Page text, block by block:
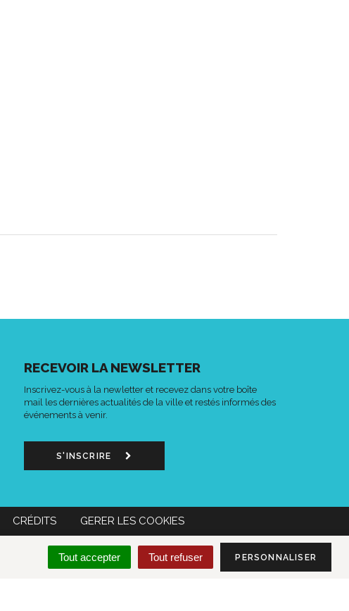
Tout accepter Tout refuser PERSONNALISER
RECEVOIR LA NEWSLETTER
Inscrivez-vous à la newletter et recevez dans votre boîte
mail les dernières actualités de la ville et restés informés des
événements à venir.
S'INSCRIRE
CRÉDITS GERER LES COOKIES
MON COMPTE CITOYEN
Lien
vers
Acce-
o